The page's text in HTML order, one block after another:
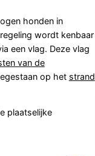
honden in
wordt kenbaar
een vlag. Deze vlag
van de
op het strand
plaatselijke